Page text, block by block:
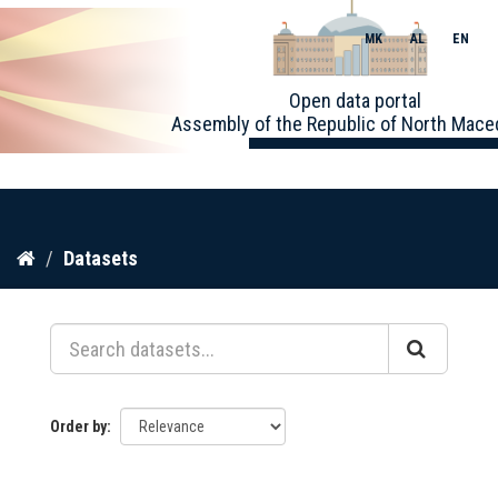
Skip
content
Open data portal
Assembly of the Republic of North
MK AL EN
Datasets
Order by